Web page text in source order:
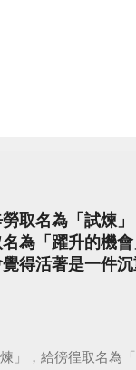
取名為「試煉
為「躍升的機
得活著是一件
」，給徬徨取名為